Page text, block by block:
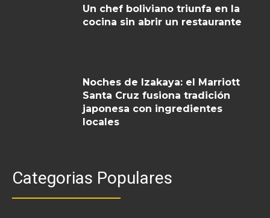
Un chef boliviano triunfa en la
cocina sin abrir un restaurante
Noches de Izakaya: el Marriott
Santa Cruz fusiona tradición
japonesa con ingredientes
locales
Categorias Populares